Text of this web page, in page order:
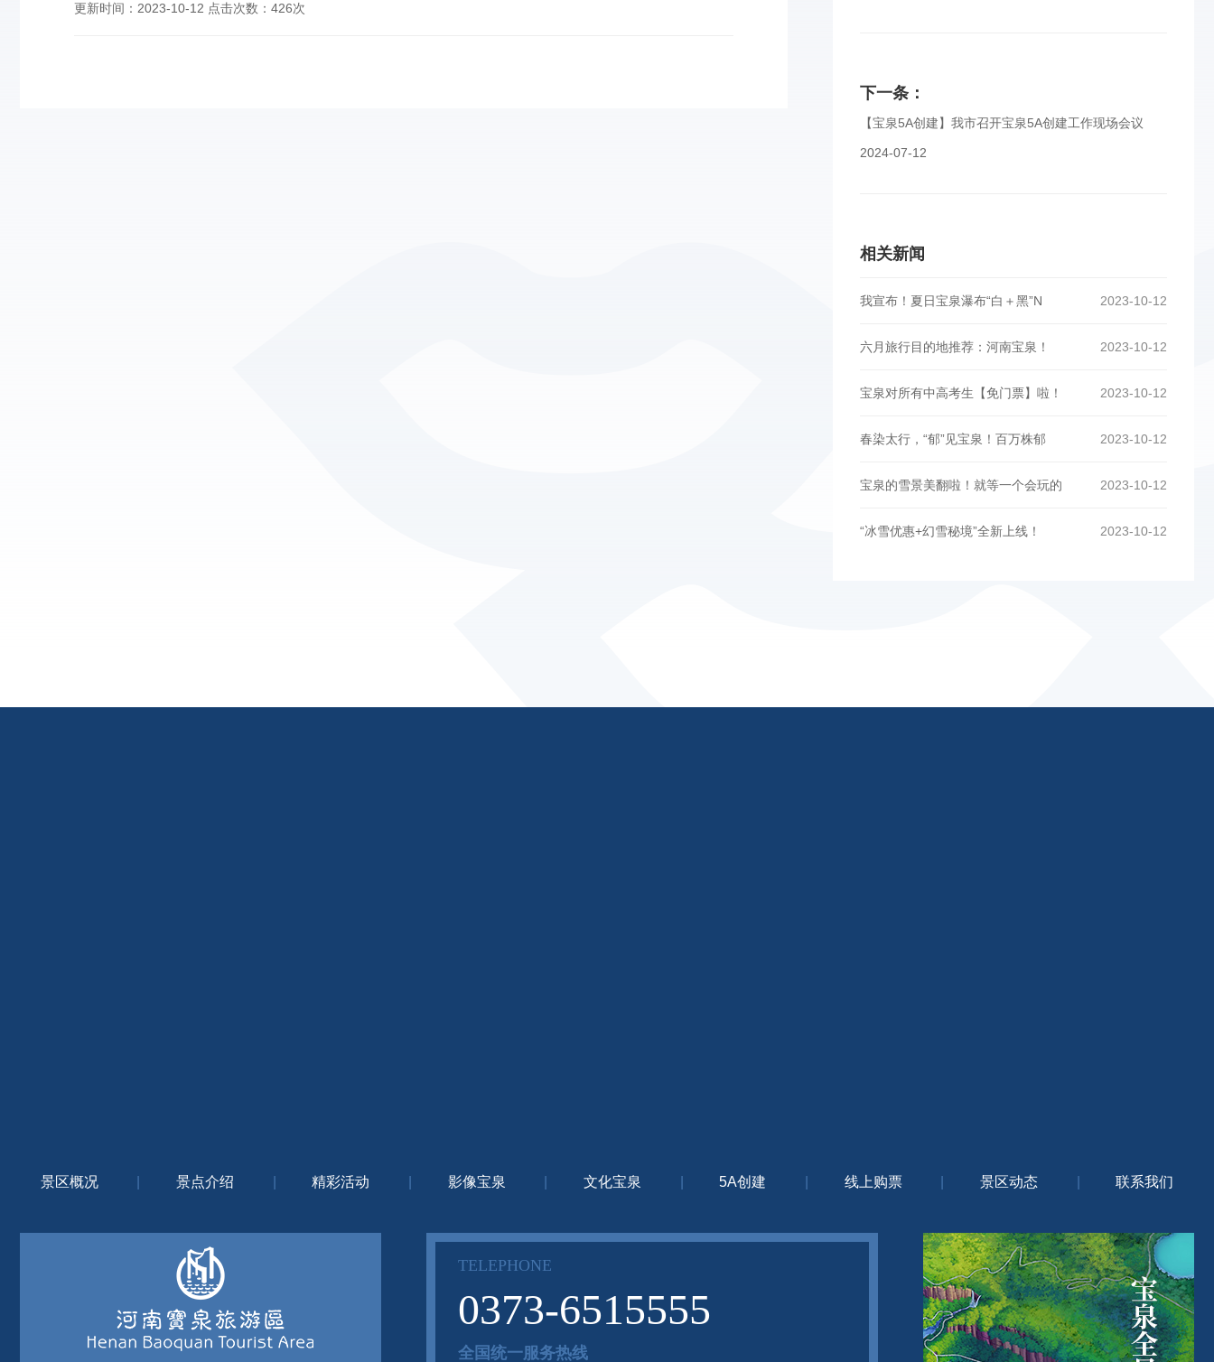
更新时间： 2023-10-12 点击次数： 426次
下一条：
【宝泉5A创建】我市召开宝泉5A创建工作现场会议
2024-07-12
相关新闻
2023-10-12
我宣布！夏日宝泉瀑布“白＋黑”N
2023-10-12
六月旅行目的地推荐：河南宝泉！
2023-10-12
宝泉对所有中高考生【免门票】啦！
2023-10-12
春染太行，“郁”见宝泉！百万株郁
2023-10-12
宝泉的雪景美翻啦！就等一个会玩的
2023-10-12
“冰雪优惠+幻雪秘境”全新上线！
景区概况 景点介绍 精彩活动 影像宝泉 文化宝泉 5A创建 线上购票 景区动态 联系我们
TELEPHONE
0373-6515555
全国统一服务热线